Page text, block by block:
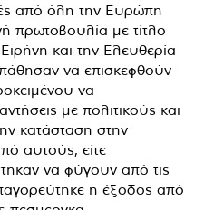
από όλη την Ευρώπη
πρωτοβουλία με τίτλο
και την Ελευθερία
να επισκεφθούν
να
με πολιτικούς και
κατάσταση στην
αυτούς, είτε
να φύγουν από τις
η έξοδος από